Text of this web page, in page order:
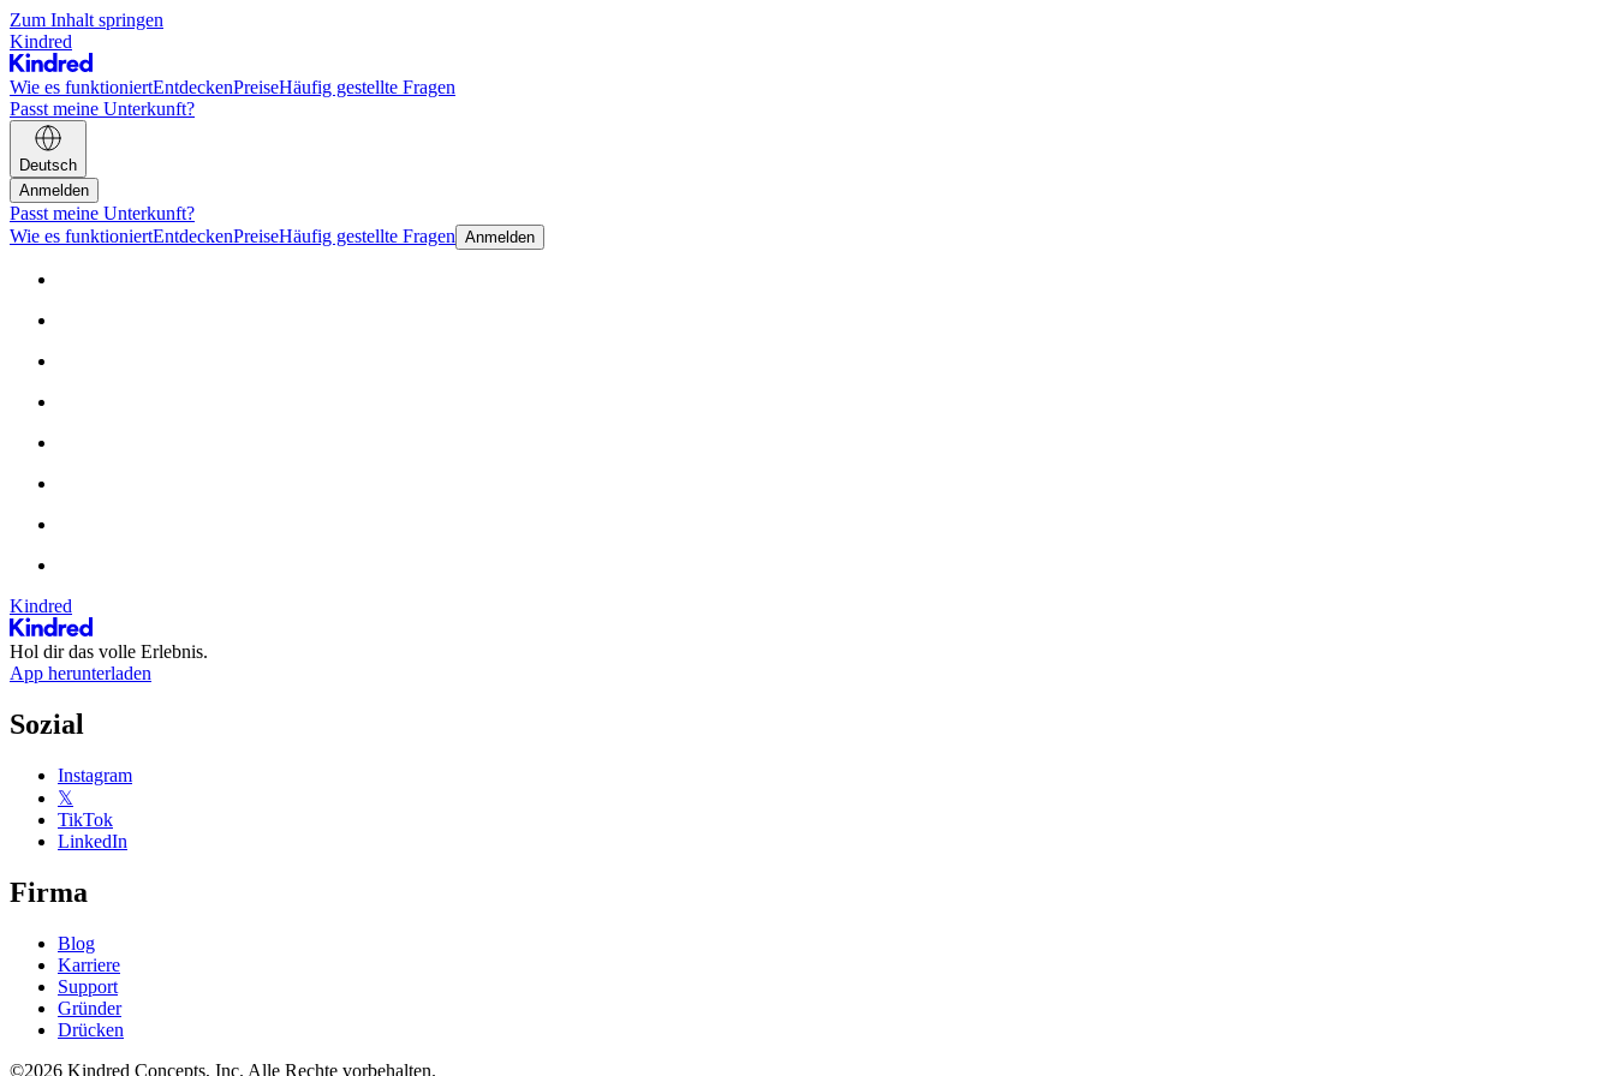
Zum Inhalt springen
Kindred
Wie es funktioniertEntdeckenPreiseHäufig gestellte Fragen
Passt meine Unterkunft?
Deutsch
Anmelden
Passt meine Unterkunft?
Wie es funktioniertEntdeckenPreiseHäufig gestellte Fragen Anmelden
Kindred
Hol dir das volle Erlebnis.
App herunterladen
Sozial
Instagram
𝕏
TikTok
LinkedIn
Firma
Blog
Karriere
Support
Gründer
Drücken
©2026 Kindred Concepts, Inc. Alle Rechte vorbehalten.